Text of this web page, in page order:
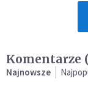
Komentarze (
Najnowsze